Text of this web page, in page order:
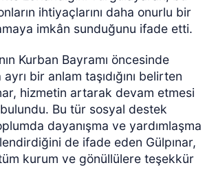
ihtiyaçlarını daha onurlu bir
imkân sunduğunu ifade etti.
Kurban Bayramı öncesinde
ayrı bir anlam taşıdığını belirten
hizmetin artarak devam etmesi
Bu tür sosyal destek
dayanışma ve yardımlaşma
de ifade eden Gülpınar,
kurum ve gönüllülere teşekkür